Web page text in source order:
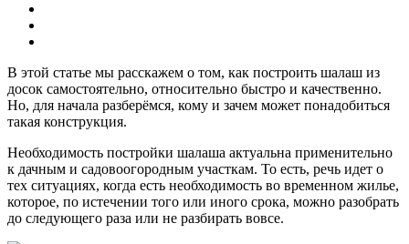
В этой статье мы расскажем о том, как построить шалаш из
досок самостоятельно, относительно быстро и качественно.
Но, для начала разберёмся, кому и зачем может понадобиться
такая конструкция.
Необходимость постройки шалаша актуальна применительно
к дачным и садовоогородным участкам. То есть, речь идет о
тех ситуациях, когда есть необходимость во временном жилье,
которое, по истечении того или иного срока, можно разобрать
до следующего раза или не разбирать вовсе.